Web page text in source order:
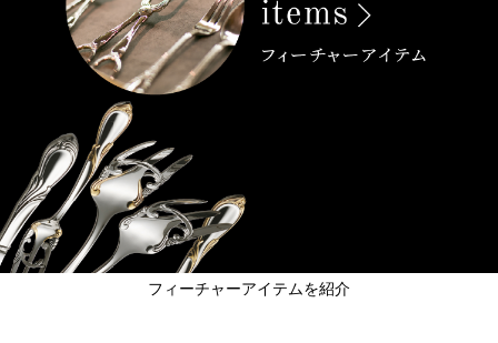
フィーチャーアイテムを紹介